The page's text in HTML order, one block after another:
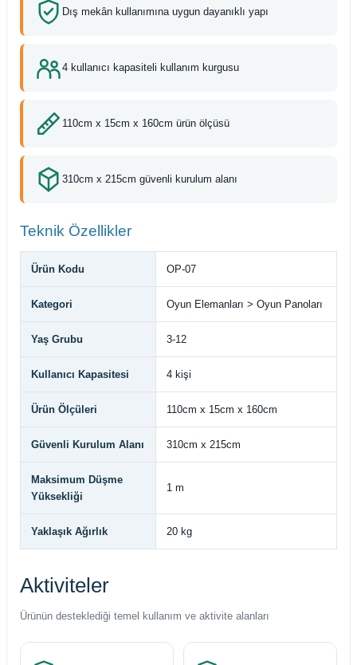
Dış mekân kullanımına uygun dayanıklı yapı
4 kullanıcı kapasiteli kullanım kurgusu
110cm x 15cm x 160cm ürün ölçüsü
310cm x 215cm güvenli kurulum alanı
Teknik Özellikler
Ürün Kodu OP-07
Kategori Oyun Elemanları > Oyun Panoları
Yaş Grubu 3-12
Kullanıcı Kapasitesi 4 kişi
Ürün Ölçüleri 110cm x 15cm x 160cm
Güvenli Kurulum Alanı 310cm x 215cm
Maksimum Düşme
Yüksekliği
1 m
Yaklaşık Ağırlık 20 kg
Aktiviteler
Ürünün desteklediği temel kullanım ve aktivite alanları